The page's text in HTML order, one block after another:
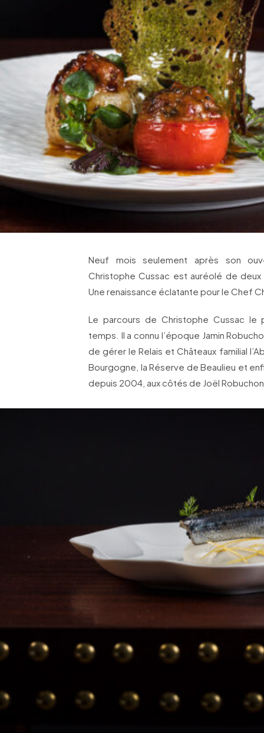
Neuf mois seulement après son
Christophe Cussac est auréolé de
Une renaissance éclatante pour le Chef
Le parcours de Christophe Cussac le
temps. Il a connu l’époque Jamin
de gérer le Relais et Châteaux familial
Bourgogne, la Réserve de Beaulieu et
depuis 2004, aux côtés de Joël